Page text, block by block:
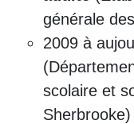
générale
2009 à
scolaire et
Sherbrooke)